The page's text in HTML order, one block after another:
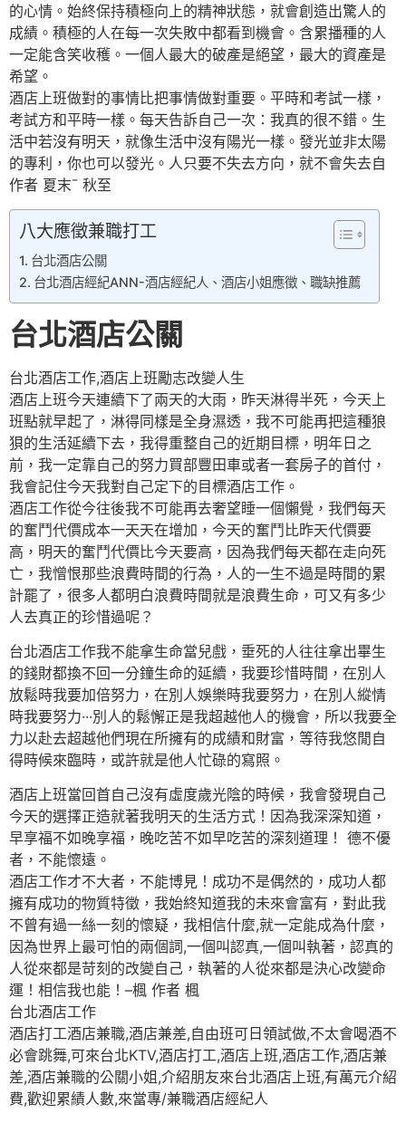
的心情。始終保持積極向上的精神狀態，就會創造出驚人的
成績。積極的人在每一次失敗中都看到機會。含累播種的人
一定能含笑收穫。一個人最大的破產是絕望，最大的資產是
希望。
酒店上班做對的事情比把事情做對重要。平時和考試一樣，
考試方和平時一樣。每天告訴自己一次：我真的很不錯。生
活中若沒有明天，就像生活中沒有陽光一樣。發光並非太陽
的專利，你也可以發光。人只要不失去方向，就不會失去自
作者 夏末¯ 秋至
八大應徵兼職打工
台北酒店公關
台北酒店經紀ANN-酒店經紀人、酒店小姐應徵、職缺推薦
台北酒店公關
台北酒店工作,酒店上班勵志改變人生
酒店上班今天連續下了兩天的大雨，昨天淋得半死，今天上
班點就早起了，淋得同樣是全身濕透，我不可能再把這種狼
狽的生活延續下去，我得重整自己的近期目標，明年日之
前，我一定靠自己的努力買部豐田車或者一套房子的首付，
我會記住今天我對自己定下的目標酒店工作。
酒店工作從今往後我不可能再去奢望睡一個懶覺，我們每天
的奮鬥代價成本一天天在增加，今天的奮鬥比昨天代價要
高，明天的奮鬥代價比今天要高，因為我們每天都在走向死
亡，我憎恨那些浪費時間的行為，人的一生不過是時間的累
計罷了，很多人都明白浪費時間就是浪費生命，可又有多少
人去真正的珍惜過呢？
台北酒店工作我不能拿生命當兒戲，垂死的人往往拿出畢生
的錢財都換不回一分鐘生命的延續，我要珍惜時間，在別人
放鬆時我要加倍努力，在別人娛樂時我要努力，在別人縱情
時我要努力···別人的鬆懈正是我超越他人的機會，所以我要全
力以赴去超越他們現在所擁有的成績和財富，等待我悠閒自
得時候來臨時，或許就是他人忙碌的寫照。
酒店上班當回首自己沒有虛度歲光陰的時候，我會發現自己
今天的選擇正造就著我明天的生活方式！因為我深深知道，
早享福不如晚享福，晚吃苦不如早吃苦的深刻道理！ 德不優
者，不能懷遠。
酒店工作才不大者，不能博見！成功不是偶然的，成功人都
擁有成功的物質特徵，我始終知道我的未來會富有，對此我
不曾有過一絲一刻的懷疑，我相信什麼,就一定能成為什麼，
因為世界上最可怕的兩個詞,一個叫認真,一個叫執著，認真的
人從來都是苛刻的改變自己，執著的人從來都是決心改變命
運！相信我也能！–楓 作者 楓
台北酒店工作
酒店打工酒店兼職,酒店兼差,自由班可日領試做,不太會喝酒不
必會跳舞,可來台北KTV,酒店打工,酒店上班,酒店工作,酒店兼
差,酒店兼職的公關小姐,介紹朋友來台北酒店上班,有萬元介紹
費,歡迎累績人數,來當專/兼職酒店經紀人